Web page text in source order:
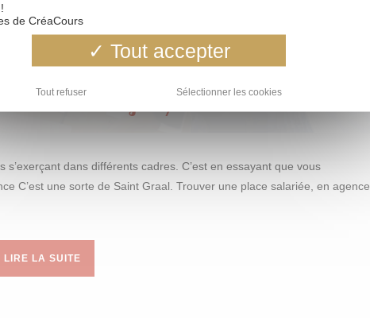
Tendance
de designer/décorateur
dans différents cadres. C’est en essayant que vous
C’est une sorte de Saint Graal. Trouver une place salariée, en agence,
LIRE LA SUITE
de CréaCours
Tout accepter
Tout refuser Sélectionner les cookies